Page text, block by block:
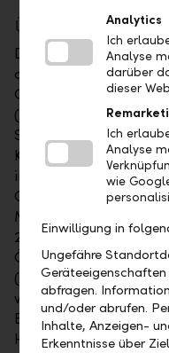
Übernahme erfolgt
Die Transaktion
Genehmigungen –
(voraussichtlich Juli
Semper Constantia.
Kundenvermögen in
insgesamt rund CHF
Geschäftsvolumen
Mia. steigt. In einem
2018 ist geplant, die
Österreich zur
(Österreich) AG zu
wird Vorsitzender des
Bank und Dr.
Hauptversammlung
Analytics
Ich
Analyse
darüber
dieser
Ich
Analyse
wie
Einwilligung in
Ungefähre
abfragen.
und/oder abrufen.
Inhalte, Anzeigen-
Erkenntnisse über